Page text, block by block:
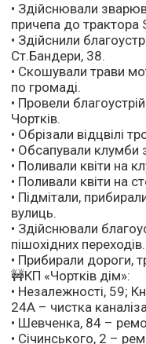
• Здійснювали
причепа до трактора
• Здійснили
Ст.Бандери, 38.
• Скошували трави
по громаді.
• Провели
Чортків.
• Обрізали відцвілі
• Обсапували клумби
• Поливали квіти на
• Поливали квіти на
• Підмітали,
вулиць.
• Здійснювали
пішохідних переходів.
• Прибирали дороги,
🚧КП «Чортків дім»:
• Незалежності, 59;
24А – чистка
• Шевченка, 84 –
• Січинського, 2 –